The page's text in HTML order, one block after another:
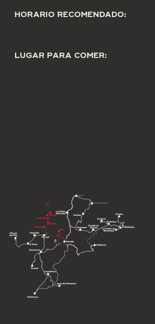
HORARIO RECOMENDADO:
LUGAR PARA COMER: